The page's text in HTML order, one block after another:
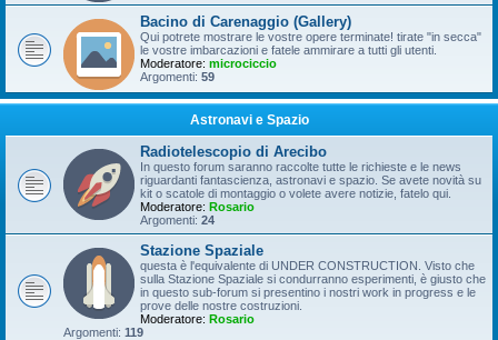
Bacino di Carenaggio (Gallery)
Qui potrete mostrare le vostre opere terminate! tirate "in secca"
le vostre imbarcazioni e fatele ammirare a tutti gli utenti.
Moderatore: microciccio
Argomenti: 59
Astronavi e Spazio
Radiotelescopio di Arecibo
In questo forum saranno raccolte tutte le richieste e le news
riguardanti fantascienza, astronavi e spazio. Se avete novità su
kit o scatole di montaggio o volete avere notizie, fatelo qui.
Moderatore: Rosario
Argomenti: 24
Stazione Spaziale
questa è l'equivalente di UNDER CONSTRUCTION. Visto che
sulla Stazione Spaziale si condurranno esperimenti, è giusto che
in questo sub-forum si presentino i nostri work in progress e le
prove delle nostre costruzioni.
Moderatore: Rosario
Argomenti: 119